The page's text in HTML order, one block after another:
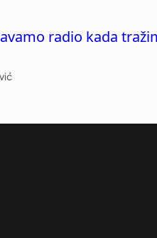
radio kada